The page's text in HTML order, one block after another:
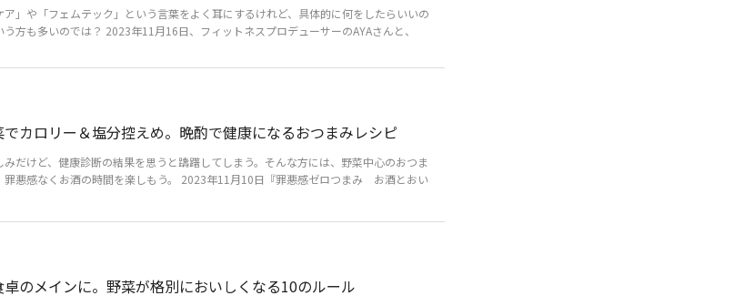
」や「フェムテック」という言葉をよく耳にするけれど、具体的に何をしたらいいの
方も多いのでは？ 2023年11月16日、フィットネスプロデューサーのAYAさんと、
でカロリー＆塩分控えめ。晩酌で健康になるおつまみレシピ
だけど、健康診断の結果を思うと躊躇してしまう。そんな方には、野菜中心のおつま
罪悪感なくお酒の時間を楽しもう。 2023年11月10日『罪悪感ゼロつまみ お酒とおい
のメインに。野菜が格別においしくなる10のルール